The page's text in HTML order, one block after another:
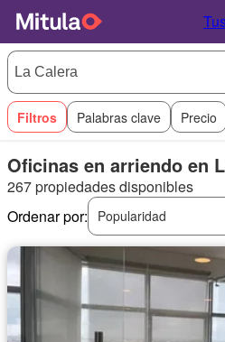
Filtros Palabras clave Precio
Oficinas en arriendo en
267 propiedades disponibles
Ordenar por:
Popularidad